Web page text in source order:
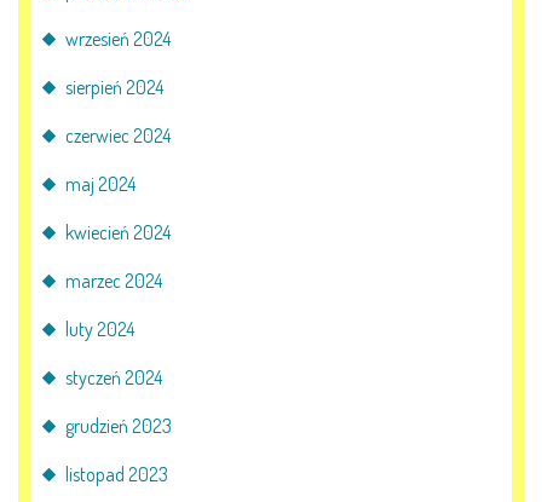
UROCZYSTOŚCI
OSIĄGNIĘCIA
KĄCIK DLA RODZICÓW
PORADY DLA RODZICÓW
wrzesień 2024
sierpień 2024
czerwiec 2024
maj 2024
kwiecień 2024
marzec 2024
luty 2024
styczeń 2024
grudzień 2023
listopad 2023